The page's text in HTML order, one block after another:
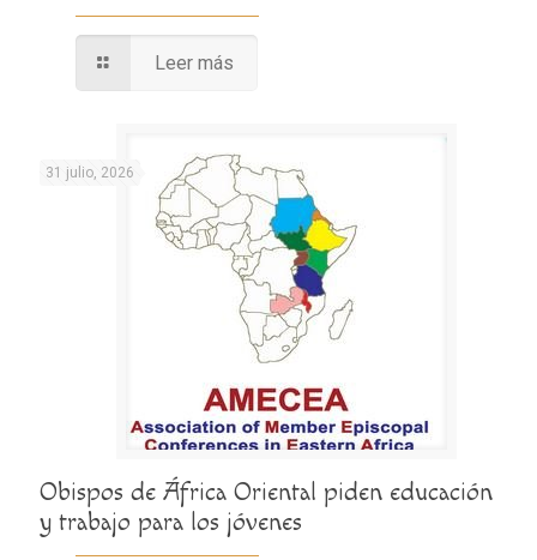
Leer más
31 julio, 2026
Obispos de África Oriental piden educación
y trabajo para los jóvenes